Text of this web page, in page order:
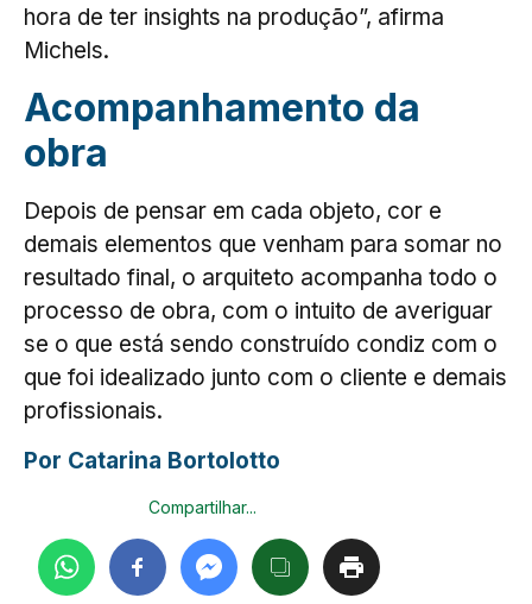
hora de ter insights na produção”, afirma
Michels.
Acompanhamento da
obra
Depois de pensar em cada objeto, cor e
demais elementos que venham para somar no
resultado final, o arquiteto acompanha todo o
processo de obra, com o intuito de averiguar
se o que está sendo construído condiz com o
que foi idealizado junto com o cliente e demais
profissionais.
Por Catarina Bortolotto
Compartilhar...